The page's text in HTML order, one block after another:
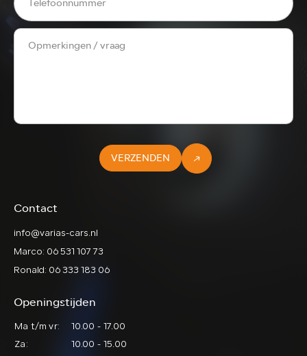
VERZENDEN
Contact
info@varias-cars.nl
Marco: 06 531 107 73
Ronald: 06 333 183 06
Openingstijden
Ma t/m vr:
10.00 - 17.00
Za:
10.00 - 15.00